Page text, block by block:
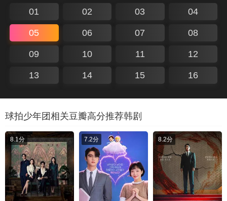
01 02 03 04
05 06 07 08
09 10 11 12
13 14 15 16
球拍少年团相关豆瓣高分推荐韩剧
8.1分 7.2分 8.2分